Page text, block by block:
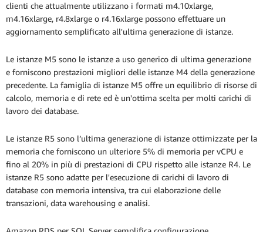
clienti che attualmente utilizzano i formati m4.10xlarge,
m4.16xlarge, r4.8xlarge o r4.16xlarge possono effettuare un
aggiornamento semplificato all'ultima generazione di istanze.
Le istanze M5 sono le istanze a uso generico di ultima generazione
e forniscono prestazioni migliori delle istanze M4 della generazione
precedente. La famiglia di istanze M5 offre un equilibrio di risorse di
calcolo, memoria e di rete ed è un'ottima scelta per molti carichi di
lavoro dei database.
Le istanze R5 sono l’ultima generazione di istanze ottimizzate per la
memoria che forniscono un ulteriore 5% di memoria per vCPU e
fino al 20% in più di prestazioni di CPU rispetto alle istanze R4. Le
istanze R5 sono adatte per l'esecuzione di carichi di lavoro di
database con memoria intensiva, tra cui elaborazione delle
transazioni, data warehousing e analisi.